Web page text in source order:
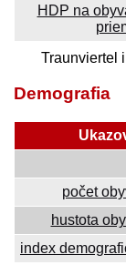
HDP na
Traunviertel
Demografia
počet
hustota
index